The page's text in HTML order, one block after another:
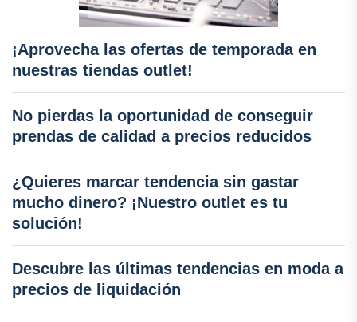
¡Aprovecha las ofertas de temporada en
nuestras tiendas outlet!
No pierdas la oportunidad de conseguir
prendas de calidad a precios reducidos
¿Quieres marcar tendencia sin gastar
mucho dinero? ¡Nuestro outlet es tu
solución!
Descubre las últimas tendencias en moda a
precios de liquidación